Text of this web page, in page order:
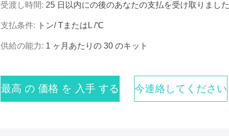
受渡し時間: 25 日以内にの後のあなたの支払を受け取りました
支払条件: トン/ TまたはL /℃
供給の能力: 1 ヶ月あたりの 30 のキット
最高 の 価格 を 入手 する 今連絡してください